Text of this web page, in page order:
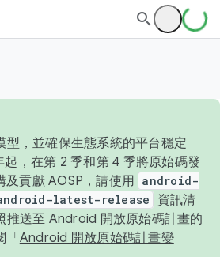
型，並確保生態系統的平台穩定
，在第 2 季和第 4 季將原始碼發
及貢獻 AOSP，請使用 android-
latest-release
資訊清
推送至 Android 開放原始碼計畫的
Android 開放原始碼計畫變